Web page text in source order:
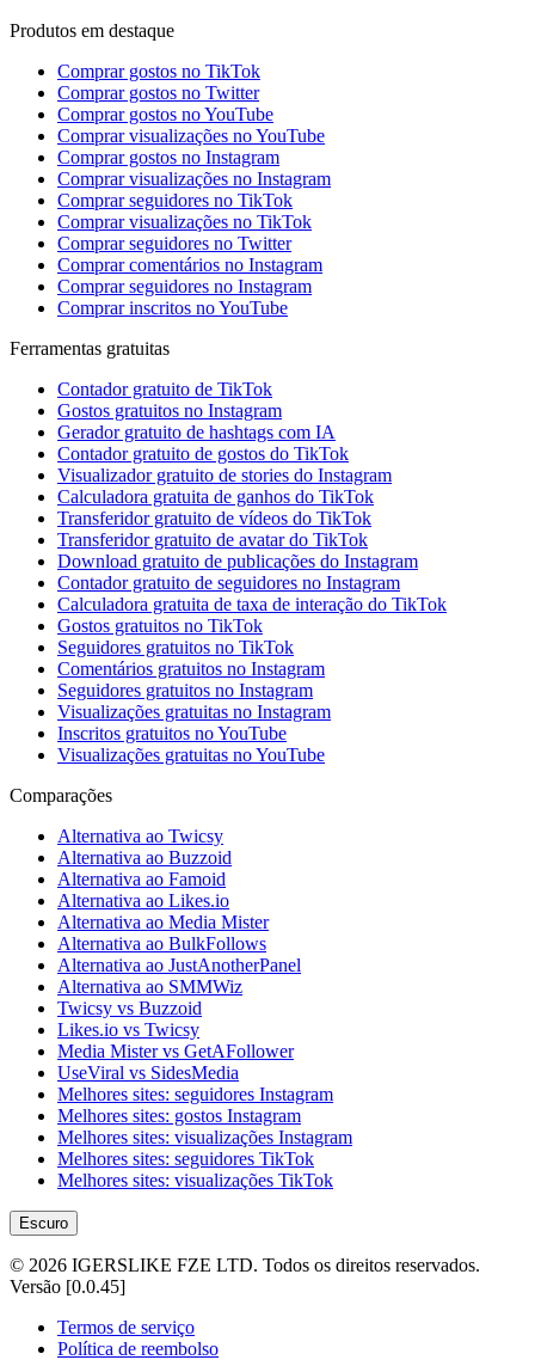
Produtos em destaque
Comprar gostos no TikTok
Comprar gostos no Twitter
Comprar gostos no YouTube
Comprar visualizações no YouTube
Comprar gostos no Instagram
Comprar visualizações no Instagram
Comprar seguidores no TikTok
Comprar visualizações no TikTok
Comprar seguidores no Twitter
Comprar comentários no Instagram
Comprar seguidores no Instagram
Comprar inscritos no YouTube
Ferramentas gratuitas
Contador gratuito de TikTok
Gostos gratuitos no Instagram
Gerador gratuito de hashtags com IA
Contador gratuito de gostos do TikTok
Visualizador gratuito de stories do Instagram
Calculadora gratuita de ganhos do TikTok
Transferidor gratuito de vídeos do TikTok
Transferidor gratuito de avatar do TikTok
Download gratuito de publicações do Instagram
Contador gratuito de seguidores no Instagram
Calculadora gratuita de taxa de interação do TikTok
Gostos gratuitos no TikTok
Seguidores gratuitos no TikTok
Comentários gratuitos no Instagram
Seguidores gratuitos no Instagram
Visualizações gratuitas no Instagram
Inscritos gratuitos no YouTube
Visualizações gratuitas no YouTube
Comparações
Alternativa ao Twicsy
Alternativa ao Buzzoid
Alternativa ao Famoid
Alternativa ao Likes.io
Alternativa ao Media Mister
Alternativa ao BulkFollows
Alternativa ao JustAnotherPanel
Alternativa ao SMMWiz
Twicsy vs Buzzoid
Likes.io vs Twicsy
Media Mister vs GetAFollower
UseViral vs SidesMedia
Melhores sites: seguidores Instagram
Melhores sites: gostos Instagram
Melhores sites: visualizações Instagram
Melhores sites: seguidores TikTok
Melhores sites: visualizações TikTok
Escuro
© 2026 IGERSLIKE FZE LTD. Todos os direitos reservados.
Versão [0.0.45]
Termos de serviço
Política de reembolso